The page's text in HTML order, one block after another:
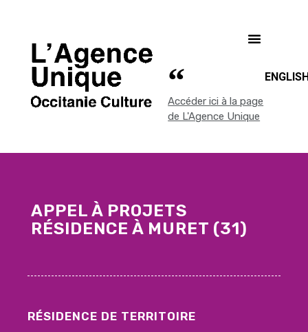
Accéder ici à la page
de L'Agence Unique
APPEL À PROJETS
RÉSIDENCE À MURET (31)
RÉSIDENCE DE TERRITOIRE